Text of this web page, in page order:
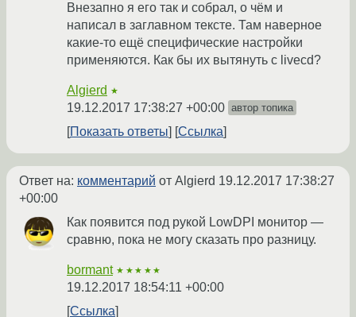
Внезапно я его так и собрал, о чём и
написал в заглавном тексте. Там наверное
какие-то ещё специфические настройки
применяются. Как бы их вытянуть с livecd?
Algierd ★
19.12.2017 17:38:27 +00:00 автор топика
Показать ответы Ссылка
Ответ на: комментарий от Algierd 19.12.2017 17:38:27
+00:00
Как появится под рукой LowDPI монитор —
сравню, пока не могу сказать про разницу.
bormant ★★★★★
19.12.2017 18:54:11 +00:00
Ссылка